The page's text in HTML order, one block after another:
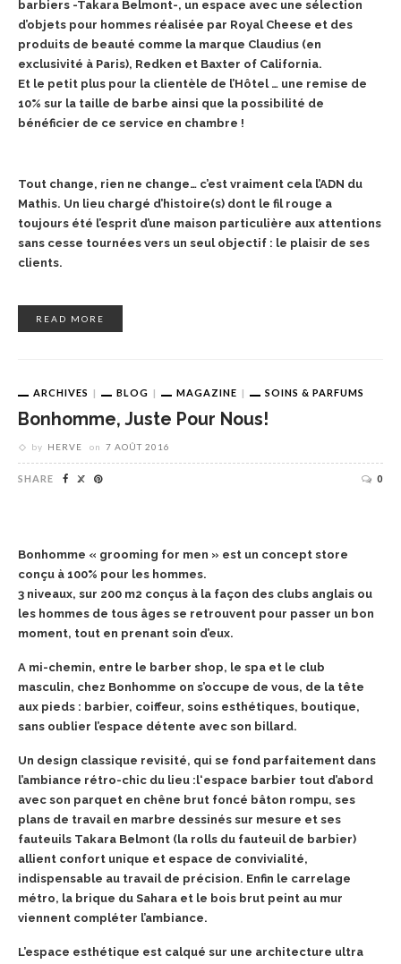
barbiers -Takara Belmont-, un espace avec une sélection
d’objets pour hommes réalisée par Royal Cheese et des
produits de beauté comme la marque Claudius (en
exclusivité à Paris), Redken et Baxter of California.
Et le petit plus pour la clientèle de l’Hôtel … une remise de
10% sur la taille de barbe ainsi que la possibilité de
bénéficier de ce service en chambre !
Tout change, rien ne change… c’est vraiment cela l’ADN du
Mathis. Un lieu chargé d’histoire(s) dont le fil rouge a
toujours été l’esprit d’une maison particulière aux attentions
sans cesse tournées vers un seul objectif : le plaisir de ses
clients.
READ MORE
ARCHIVES BLOG MAGAZINE SOINS & PARFUMS
Bonhomme, Juste Pour Nous!
by HERVE on 7 AOÛT 2016
SHARE 0
Bonhomme « grooming for men » est un concept store
conçu à 100% pour les hommes.
3 niveaux, sur 200 m2 conçus à la façon des clubs anglais ou
les hommes de tous âges se retrouvent pour passer un bon
moment, tout en prenant soin d’eux.
A mi-chemin, entre le barber shop, le spa et le club
masculin, chez Bonhomme on s’occupe de vous, de la tête
aux pieds : barbier, coiffeur, soins esthétiques, boutique,
sans oublier l’espace détente avec son billard.
Un design classique revisité, qui se fond parfaitement dans
l’ambiance rétro-chic du lieu :l‘espace barbier tout d’abord
avec son parquet en chêne brut foncé bâton rompu, ses
plans de travail en marbre dessinés sur mesure et ses
fauteuils Takara Belmont (la rolls du fauteuil de barbier)
allient confort unique et espace de convivialité,
indispensable au travail de précision. Enfin le carrelage
métro, la brique du Sahara et le bois brut peint au mur
viennent compléter l’ambiance.
L’espace esthétique est calqué sur une architecture ultra